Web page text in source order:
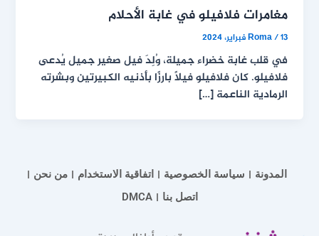
مغامرات فلافيلو في غابة الأحلام
Roma/13 فبراير، 2024
في قلب غابة خضراء جميلة، وُلِدَ فيل صغير جميل يُدعى
فلافيلو. كان فلافيلو فيلًا بارزًا بأذنيه الكبيرتين وبشرته
الرمادية الناعمة […]
المدونة سياسة الخصوصية اتفاقية الاستخدام
من نحن
اتصل بنا
DMCA